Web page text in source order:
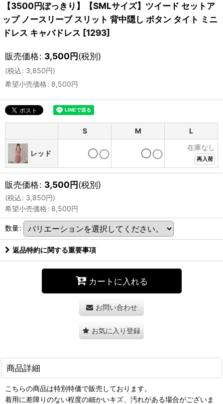
【3500円ぽっきり】【SMLサイズ】ツイード セットア
ップ ノースリーブ スリット 背中隠し ボタン タイト ミニ
ドレス キャバドレス [1293]
販売価格: 3,500円(税別)
(税込: 3,850円)
希望小売価格: 8,500円
S M L
レッド ◯ ◯
在庫なし
再入荷
販売価格: 3,500円(税別)
(税込: 3,850円)
希望小売価格: 8,500円
数量:
返品特約に関する重要事項
カートに入れる
お問い合わせ
お気に入り登録
商品詳細
こちらの商品は特別特価で販売しております。
着用に差障りのない程度の細かいキズ、汚れがある場合がございま